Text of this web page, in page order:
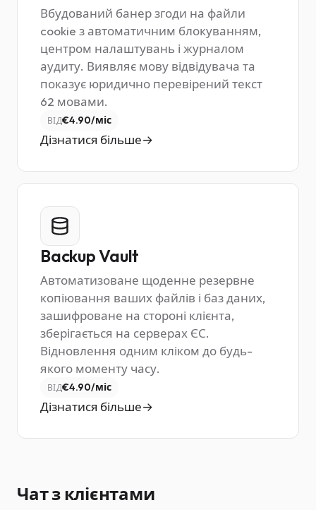
Вбудований банер згоди на файли
cookie з автоматичним блокуванням,
центром налаштувань і журналом
аудиту. Виявляє мову відвідувача та
показує юридично перевірений текст
62 мовами.
ВІД€4.90/міс
Дізнатися більше
Backup Vault
Автоматизоване щоденне резервне
копіювання ваших файлів і баз даних,
зашифроване на стороні клієнта,
зберігається на серверах ЄС.
Відновлення одним кліком до будь-
якого моменту часу.
ВІД€4.90/міс
Дізнатися більше
Чат з клієнтами